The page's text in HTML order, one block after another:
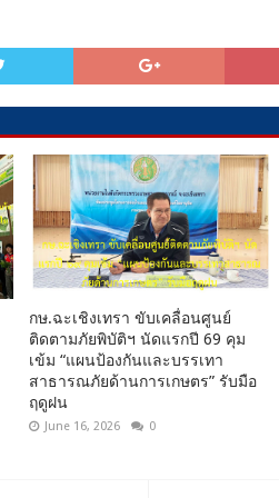
กษ.ฉะเชิงเทรา ขับเคลื่อนศูนย์
ติดตามภัยพิบัติฯ นัดแรกปี 69 คุม
เข้ม “แผนป้องกันและบรรเทา
สาธารณภัยด้านการเกษตร” รับมือ
ฤดูฝน
June 16, 2026 0